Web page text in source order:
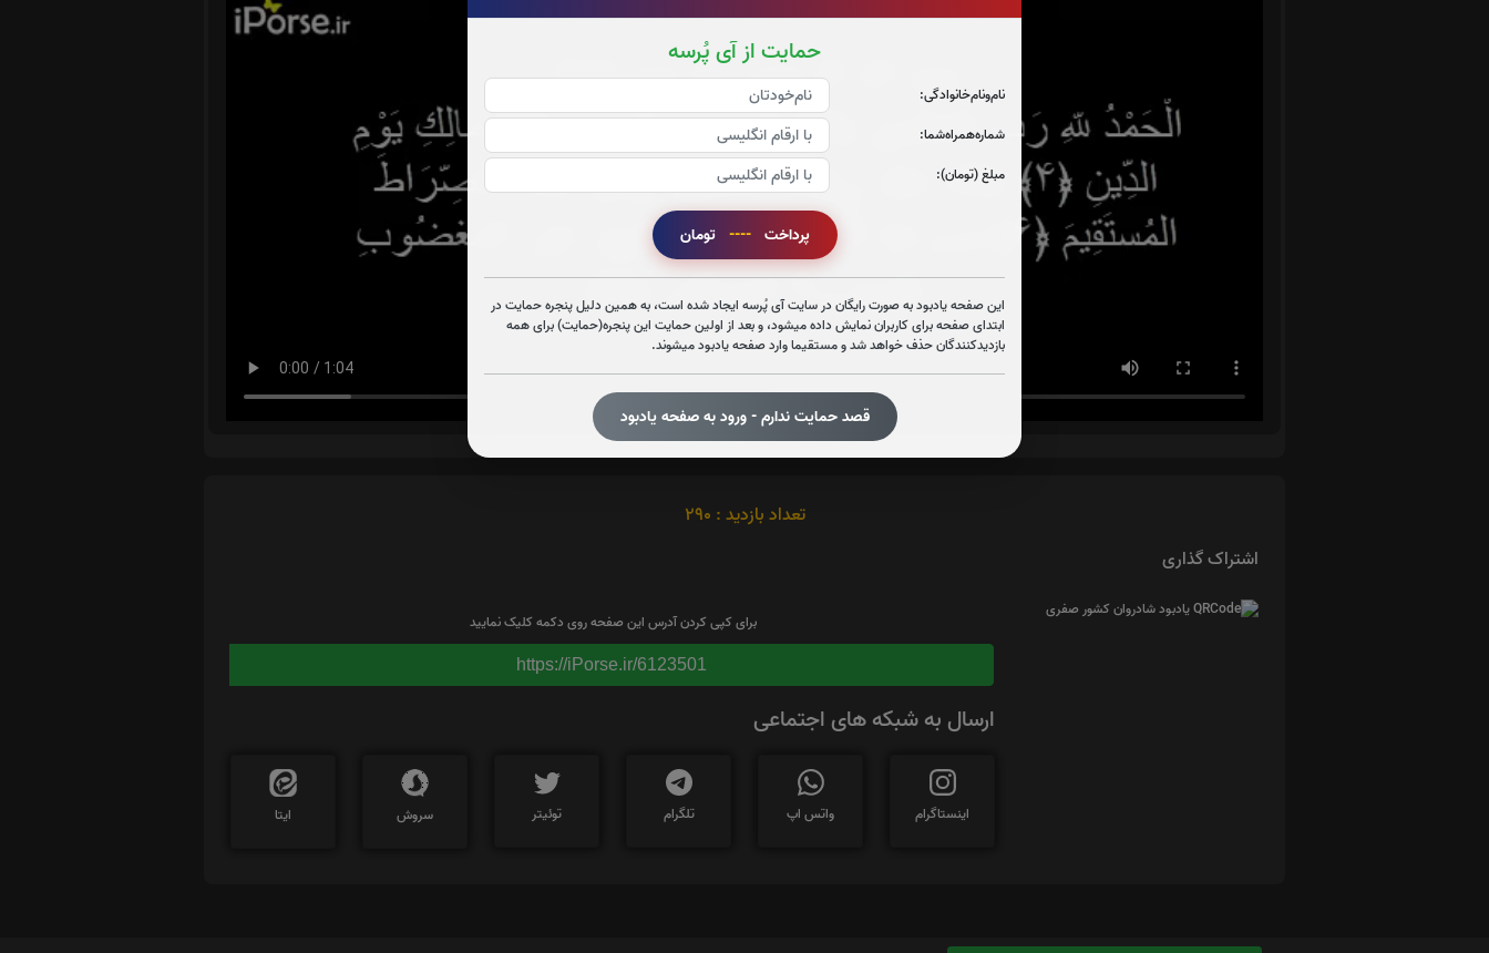
حمایت از آی پُرسه
نام‌و‌نام‌خانوادگی:
شماره‌همراه‌شما:
مبلغ (تومان):
پرداخت ---- تومان
این صفحه یادبود به صورت رایگان در سایت آی پُرسه ایجاد شده است، به همین دلیل پنجره حمایت در
ابتدای صفحه برای کاربران نمایش داده میشود، و بعد از اولین حمایت این پنجره(حمایت) برای همه
بازدیدکنندگان حذف خواهد شد و مستقیما وارد صفحه یادبود میشوند.
قصد حمایت ندارم - ورود به صفحه یادبود
تعداد بازدید : 290
اشتراک گذاری
برای کپی کردن آدرس این صفحه روی دکمه کلیک نمایید
https://iPorse.ir/6123501
ارسال به شبکه های اجتماعی
اینستاگرام واتس اپ تلگرام توئیتر سروش ایتا